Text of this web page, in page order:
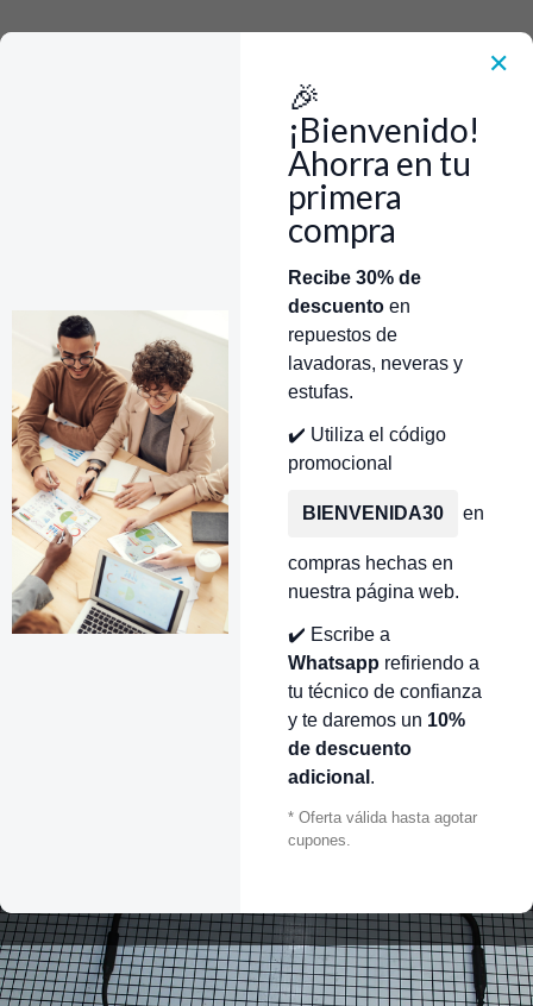
✕
🎉
¡Bienvenido!
Ahorra en tu
primera
compra
Recibe 30% de
descuentoen
repuestos de
lavadoras, neveras y
estufas.
✔️ Utiliza el código
promocional
BIENVENIDA30 en
compras hechas en
nuestra página web.
✔️ Escribe a
Whatsapp refiriendo a
tu técnico de confianza
y te daremos un 10%
de descuento
adicional .
* Oferta válida hasta agotar
cupones.
TiendaTécnicos Autorizados
Donde encontrar modelo? Servicios de Reparación
Repuestos Lavadoras Mabe
Resistencia Lavadora Mabe
Resistencia Con Fusible y Bimetálico Corta Nevera Mabe CR440251 |
repuestos para lavarropa